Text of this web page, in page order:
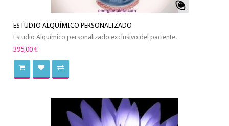
ESTUDIO ALQUÍMICO PERSONALIZADO
Estudio Alquímico personalizado exclusivo del paciente.
395,00 €